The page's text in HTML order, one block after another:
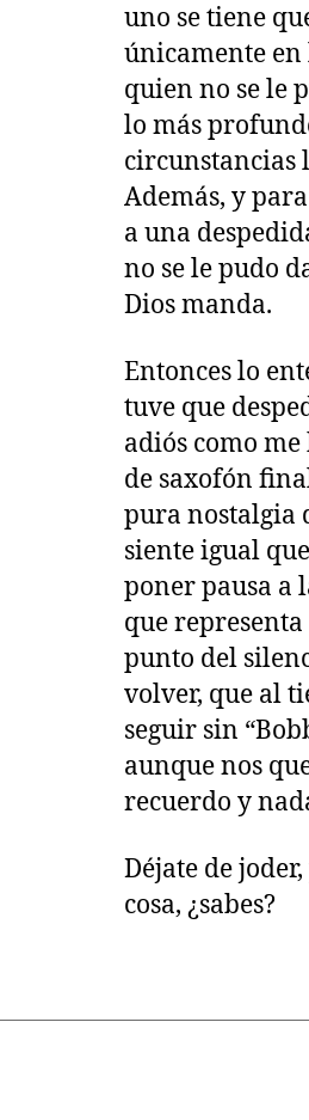
uno se tiene
únicamente en
quien no se le
lo más
circunstancias
Además, y
a una
no se le pudo
Dios manda.
Entonces lo
tuve que
adiós como
de saxofón
pura nostalgia
siente igual
poner pausa a
que
punto del
volver, que al
seguir sin
aunque nos
recuerdo y
Déjate de
cosa, ¿sabes?